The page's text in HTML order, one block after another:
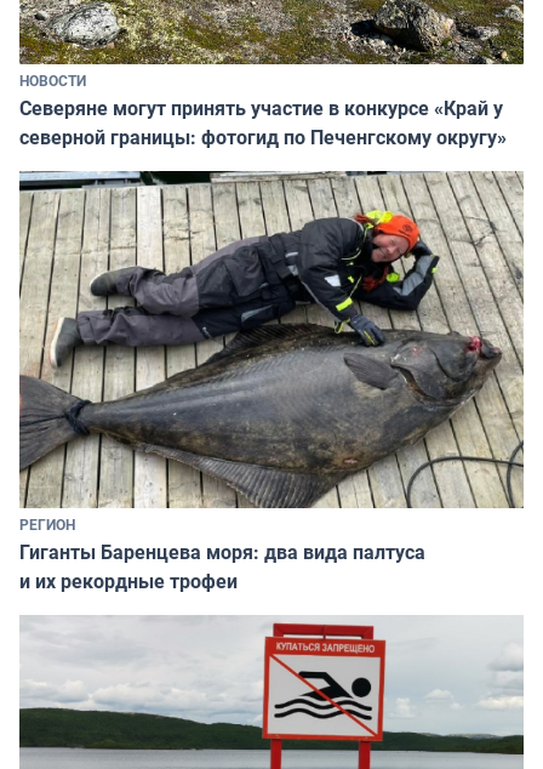
НОВОСТИ
Северяне могут принять участие в конкурсе «Край у
северной границы: фотогид по Печенгскому округу»
РЕГИОН
Гиганты Баренцева моря: два вида палтуса
и их рекордные трофеи